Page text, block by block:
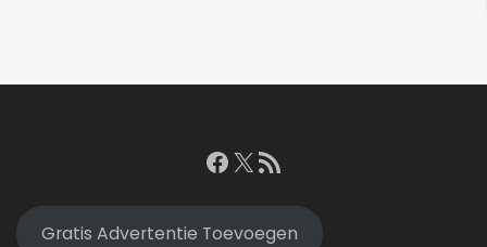
Facebook
X RSS feed
Gratis Advertentie Toevoegen